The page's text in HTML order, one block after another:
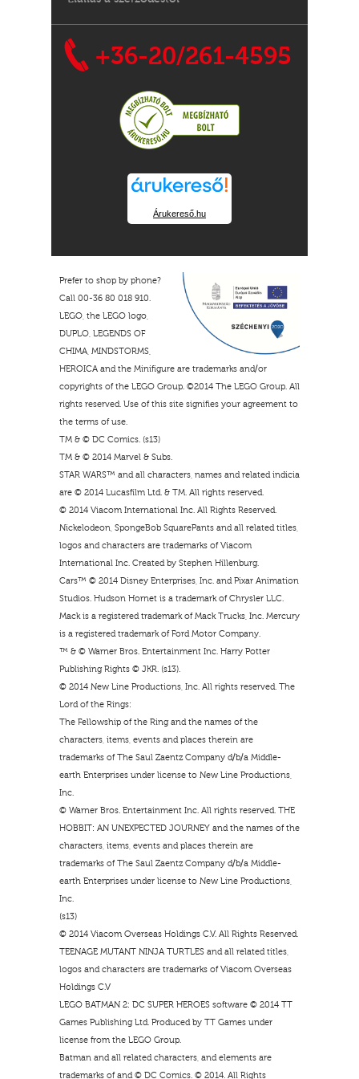
+36-20/261-4595
Árukereső.hu
Prefer to shop by phone?
Call 00-36 80 018 910.
LEGO, the LEGO logo,
DUPLO, LEGENDS OF
CHIMA, MINDSTORMS,
HEROICA and the Minifigure are trademarks and/or
copyrights of the LEGO Group. ©2014 The LEGO Group. All
rights reserved. Use of this site signifies your agreement to
the terms of use.
TM & © DC Comics. (s13)
TM & © 2014 Marvel & Subs.
STAR WARS™ and all characters, names and related indicia
are © 2014 Lucasfilm Ltd. & TM. All rights reserved.
© 2014 Viacom International Inc. All Rights Reserved.
Nickelodeon, SpongeBob SquarePants and all related titles,
logos and characters are trademarks of Viacom
International Inc. Created by Stephen Hillenburg.
Cars™ © 2014 Disney Enterprises, Inc. and Pixar Animation
Studios. Hudson Hornet is a trademark of Chrysler LLC.
Mack is a registered trademark of Mack Trucks, Inc. Mercury
is a registered trademark of Ford Motor Company.
™ & © Warner Bros. Entertainment Inc. Harry Potter
Publishing Rights © JKR. (s13).
© 2014 New Line Productions, Inc. All rights reserved. The
Lord of the Rings:
The Fellowship of the Ring and the names of the
characters, items, events and places therein are
trademarks of The Saul Zaentz Company d/b/a Middle-
earth Enterprises under license to New Line Productions,
Inc.
© Warner Bros. Entertainment Inc. All rights reserved. THE
HOBBIT: AN UNEXPECTED JOURNEY and the names of the
characters, items, events and places therein are
trademarks of The Saul Zaentz Company d/b/a Middle-
earth Enterprises under license to New Line Productions,
Inc.
(s13)
© 2014 Viacom Overseas Holdings C.V. All Rights Reserved.
TEENAGE MUTANT NINJA TURTLES and all related titles,
logos and characters are trademarks of Viacom Overseas
Holdings C.V
LEGO BATMAN 2: DC SUPER HEROES software © 2014 TT
Games Publishing Ltd. Produced by TT Games under
license from the LEGO Group.
Batman and all related characters, and elements are
trademarks of and © DC Comics. © 2014. All Rights